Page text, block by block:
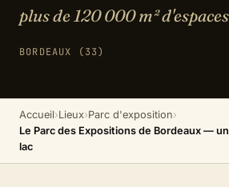
plus de 120 000 m²
BORDEAUX (33)
Accueil›Lieux›Parc d'exposition›
Le Parc des Expositions de Bordeaux —
lac